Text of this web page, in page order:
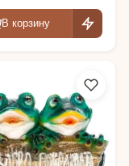
В корзину